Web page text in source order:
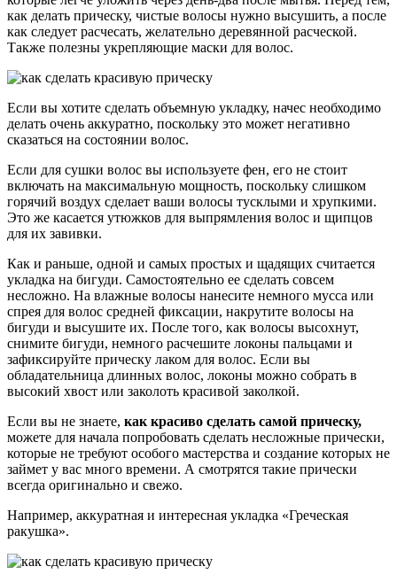
как делать прическу, чистые волосы нужно высушить, а после
как следует расчесать, желательно деревянной расческой.
Также полезны укрепляющие маски для волос.
Если вы хотите сделать объемную укладку, начес необходимо
делать очень аккуратно, поскольку это может негативно
сказаться на состоянии волос.
Если для сушки волос вы используете фен, его не стоит
включать на максимальную мощность, поскольку слишком
горячий воздух сделает ваши волосы тусклыми и хрупкими.
Это же касается утюжков для выпрямления волос и щипцов
для их завивки.
Как и раньше, одной и самых простых и щадящих считается
укладка на бигуди. Самостоятельно ее сделать совсем
несложно. На влажные волосы нанесите немного мусса или
спрея для волос средней фиксации, накрутите волосы на
бигуди и высушите их. После того, как волосы высохнут,
снимите бигуди, немного расчешите локоны пальцами и
зафиксируйте прическу лаком для волос. Если вы
обладательница длинных волос, локоны можно собрать в
высокий хвост или заколоть красивой заколкой.
Если вы не знаете, как красиво сделать самой прическу,
можете для начала попробовать сделать несложные прически,
которые не требуют особого мастерства и создание которых не
займет у вас много времени. А смотрятся такие прически
всегда оригинально и свежо.
Например, аккуратная и интересная укладка «Греческая
ракушка».